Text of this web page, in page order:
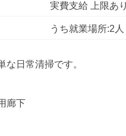
実費支給 上限あ
うち就業場所:2
な日常清掃です。
廊下